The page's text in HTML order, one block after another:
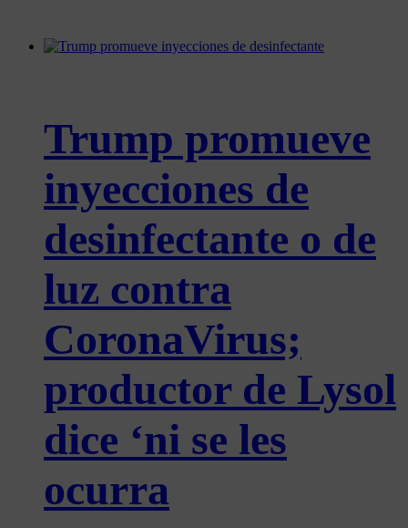
Trump promueve
inyecciones de
desinfectante o de
luz contra
CoronaVirus;
productor de Lysol
dice ‘ni se les
ocurra